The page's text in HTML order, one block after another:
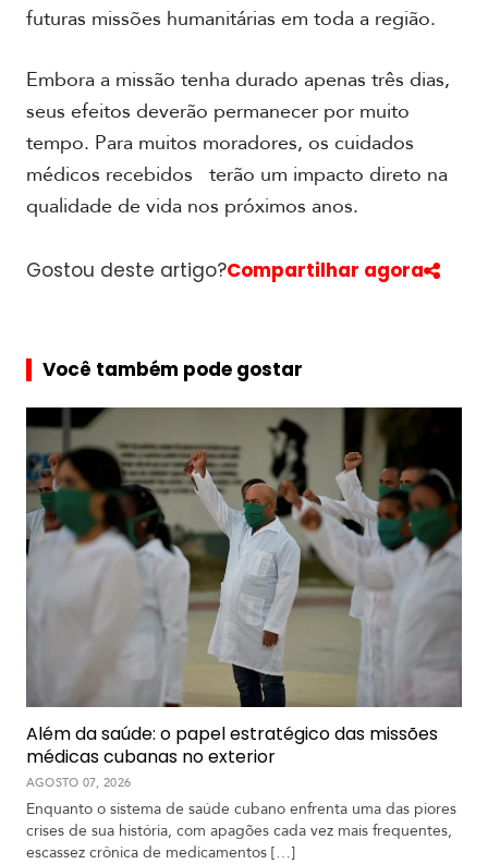
futuras missões humanitárias em toda a região.
Embora a missão tenha durado apenas três dias,
seus efeitos deverão permanecer por muito
tempo. Para muitos moradores, os cuidados
médicos recebidos terão um impacto direto na
qualidade de vida nos próximos anos.
Gostou deste artigo?Compartilhar agora
Você também pode gostar
Além da saúde: o papel estratégico das missões
médicas cubanas no exterior
AGOSTO 07, 2026
Enquanto o sistema de saúde cubano enfrenta uma das piores
crises de sua história, com apagões cada vez mais frequentes,
escassez crônica de medicamentos […]